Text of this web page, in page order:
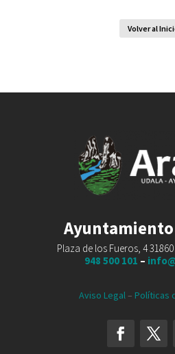
Volver al
Plaza de los Fueros, 4
948 500 101 –
Aviso Legal– Políticas